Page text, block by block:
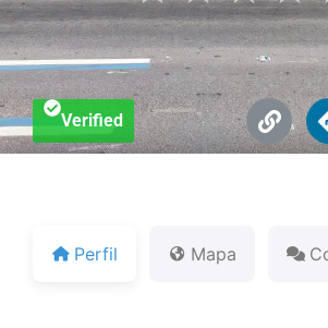
Verified
Perfil Mapa